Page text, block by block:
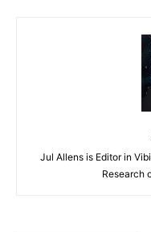
Jul Allens is Editor in
Research